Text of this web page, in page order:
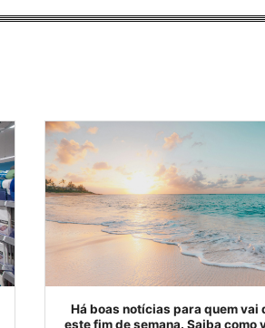
Há boas notícias para quem vai
este fim de semana. Saiba como